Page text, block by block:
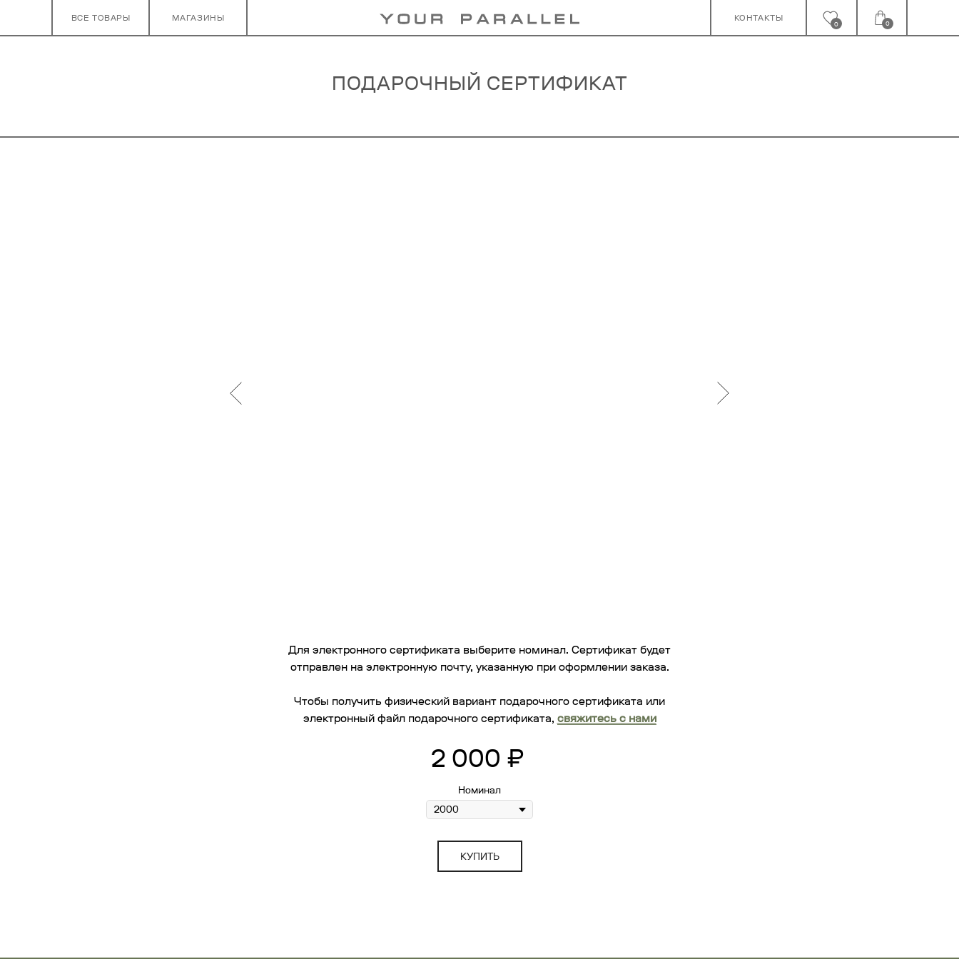
ВСЕ ТОВАРЫ МАГАЗИНЫ КОНТАКТЫ
0
0
ПОДАРОЧНЫЙ СЕРТИФИКАТ
Для электронного сертификата выберите номинал. Сертификат будет
отправлен на электронную почту, указанную при оформлении заказа.
Чтобы получить физический вариант подарочного сертификата или
электронный файл подарочного сертификата, свяжитесь с нами
2 000 ₽
Номинал
КУПИТЬ